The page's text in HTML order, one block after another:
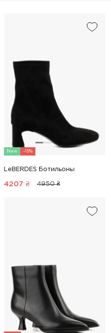
New -15%
LeBERDES Ботильоны
4207 ₴ 4950 ₴